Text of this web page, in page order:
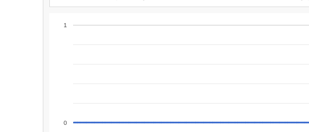
0
1